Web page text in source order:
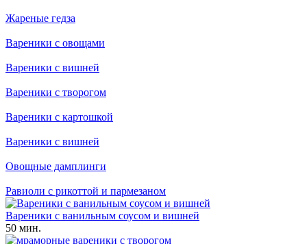
Жареные гедза
Вареники с овощами
Вареники с вишней
Вареники с творогом
Вареники с картошкой
Вареники с вишней
Овощные дамплинги
Равиоли с рикоттой и пармезаном
Вареники с ванильным соусом и вишней
50 мин.